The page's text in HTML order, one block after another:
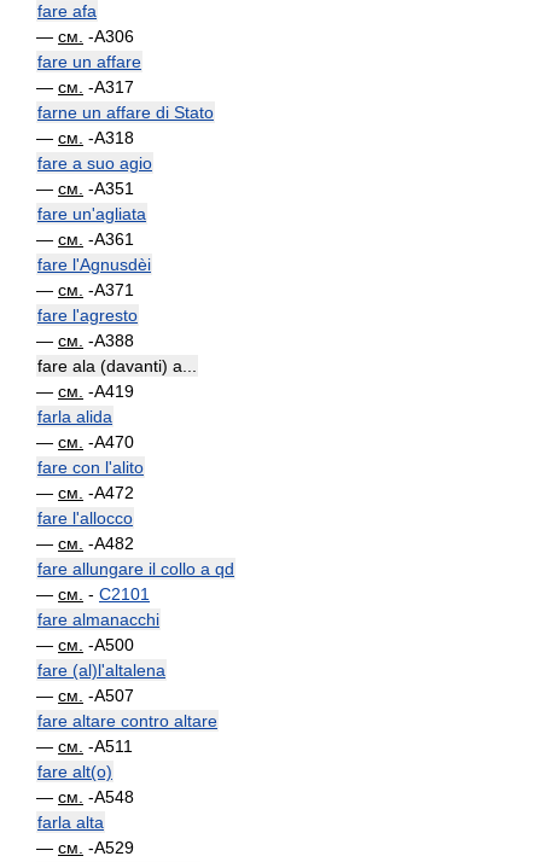
fare afa
— см. -A306
fare un affare
— см. -A317
farne un affare di Stato
— см. -A318
fare a suo agio
— см. -A351
fare un'agliata
— см. -A361
fare l'Agnusdèi
— см. -A371
fare l'agresto
— см. -A388
fare ala (davanti) a...
— см. -A419
farla alida
— см. -A470
fare con l'alito
— см. -A472
fare l'allocco
— см. -A482
fare allungare il collo a qd
— см. - C2101
fare almanacchi
— см. -A500
fare (al)l'altalena
— см. -A507
fare altare contro altare
— см. -A511
fare alt(o)
— см. -A548
farla alta
— см. -A529